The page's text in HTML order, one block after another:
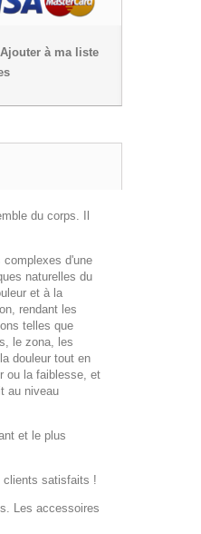
Ajouter à ma liste
du corps. Il
complexes d'une
naturelles du
et à la
rendant les
telles que
le zona, les
douleur tout en
ou la faiblesse, et
au niveau
et le plus
clients satisfaits !
Les accessoires